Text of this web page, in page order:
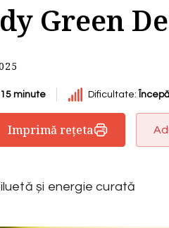
Green
15 minute Dificultate:
Imprimă rețeta
și energie curată